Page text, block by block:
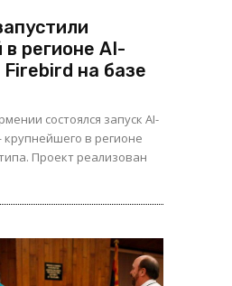
регионе AI-
на базе
состоялся запуск AI-
в регионе
Проект реализован